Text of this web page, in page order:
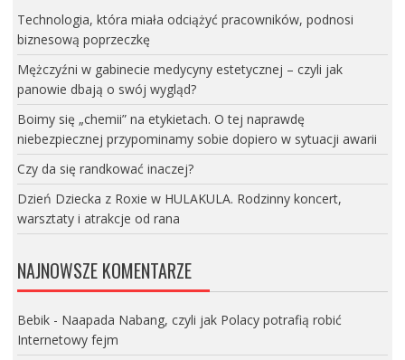
Technologia, która miała odciążyć pracowników, podnosi
biznesową poprzeczkę
Mężczyźni w gabinecie medycyny estetycznej – czyli jak
panowie dbają o swój wygląd?
Boimy się „chemii” na etykietach. O tej naprawdę
niebezpiecznej przypominamy sobie dopiero w sytuacji awarii
Czy da się randkować inaczej?
Dzień Dziecka z Roxie w HULAKULA. Rodzinny koncert,
warsztaty i atrakcje od rana
NAJNOWSZE KOMENTARZE
Bebik- Naapada Nabang, czyli jak Polacy potrafią robić
Internetowy fejm